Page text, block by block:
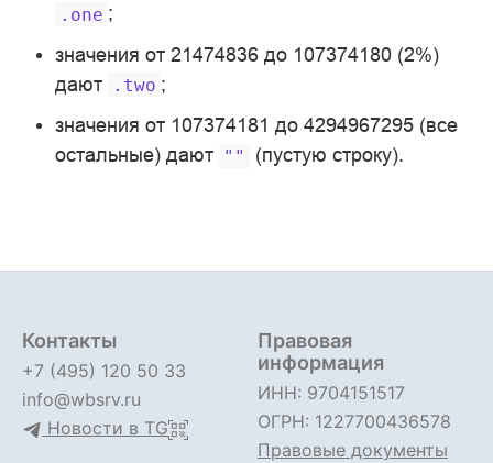
.one ;
значения от 21474836 до 107374180 (2%)
дают
.two ;
значения от 107374181 до 4294967295 (все
остальные) дают "" (пустую строку).
Контакты
+7 (495) 120 50 33
info@wbsrv.ru
Новости в TG
Правовая
информация
ИНН: 9704151517
ОГРН: 1227700436578
Правовые документы